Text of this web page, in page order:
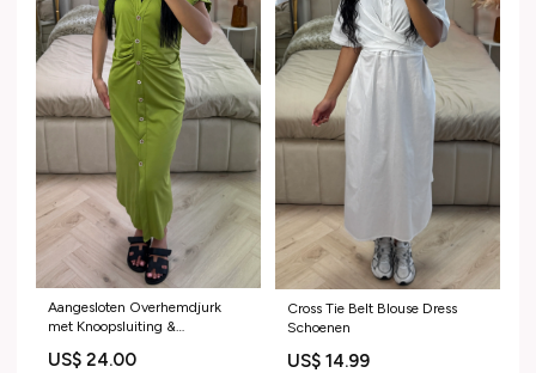
Aangesloten Overhemdjurk
met Knoopsluiting &
US$ 24.00
Cross Tie Belt Blouse Dress
Schoenen
US$ 14.99